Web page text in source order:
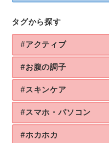
タグから探す
#アクティブ
#お腹の調子
#スキンケア
#スマホ・パソコン
#ホカホカ